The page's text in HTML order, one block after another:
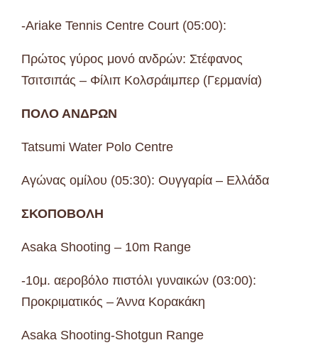
-Ariake Tennis Centre Court (05:00):
Πρώτος γύρος μονό ανδρών: Στέφανος
Τσιτσιπάς – Φίλιπ Κολσράιμπερ (Γερμανία)
ΠΟΛΟ ΑΝΔΡΩΝ
Tatsumi Water Polo Centre
Αγώνας ομίλου (05:30): Ουγγαρία – Ελλάδα
ΣΚΟΠΟΒΟΛΗ
Asaka Shooting – 10m Range
-10μ. αεροβόλο πιστόλι γυναικών (03:00):
Προκριματικός – Άννα Κορακάκη
Asaka Shooting-Shotgun Range